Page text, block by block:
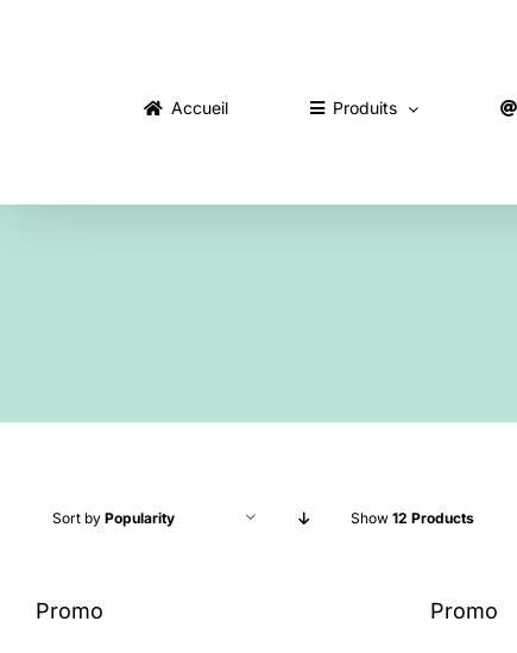
Accueil Produits
Sort by Popularity Show 12 Products
Promo Promo